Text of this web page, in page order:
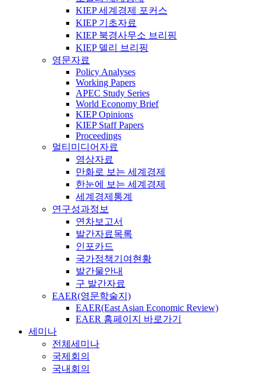
KIEP 세계경제 포커스
KIEP 기초자료
KIEP 북경사무소 브리핑
KIEP 델리 브리핑
영문자료
Policy Analyses
Working Papers
APEC Study Series
World Economy Brief
KIEP Opinions
KIEP Staff Papers
Proceedings
멀티미디어자료
영상자료
만화로 보는 세계경제
한눈에 보는 세계경제
세계경제통계
연구성과정보
연차보고서
발간자료목록
인포카드
국가정책기여현황
발간물안내
구 발간자료
EAER(영문학술지)
EAER(East Asian Economic Review)
EAER 홈페이지 바로가기
세미나
전체세미나
국제회의
국내회의